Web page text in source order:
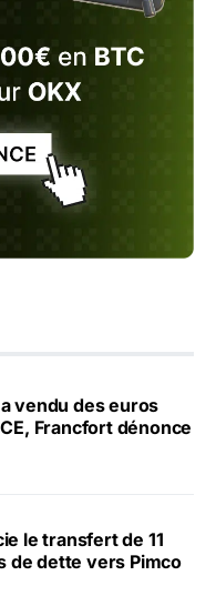
vendu des euros
Francfort dénonce
le transfert de 11
de dette vers Pimco